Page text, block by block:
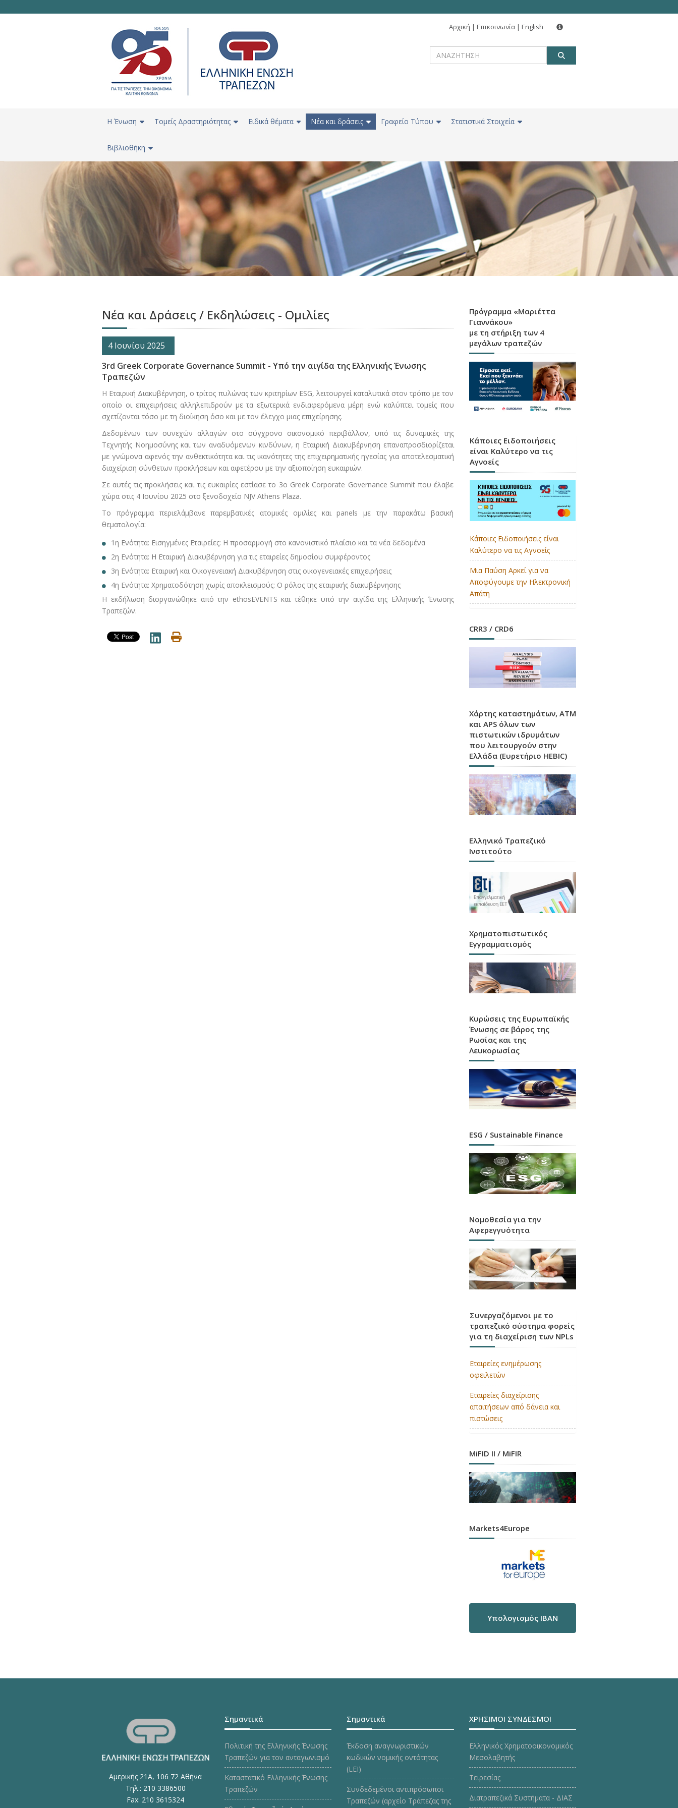
Αρχική | Επικοινωνία | English
H Ένωση Τομείς Δραστηριότητας Ειδικά θέματα Νέα και δράσεις Γραφείο Τύπου Στατιστικά Στοιχεία
Βιβλιοθήκη
Νέα και Δράσεις / Εκδηλώσεις - Ομιλίες
4 Ιουνίου 2025
3rd Greek Corporate Governance Summit - Υπό την αιγίδα της Ελληνικής Ένωσης
Τραπεζών
Η Εταιρική Διακυβέρνηση, ο τρίτος πυλώνας των κριτηρίων ESG, λειτουργεί καταλυτικά στον τρόπο με τον
οποίο οι επιχειρήσεις αλληλεπιδρούν με τα εξωτερικά ενδιαφερόμενα μέρη ενώ καλύπτει τομείς που
σχετίζονται τόσο με τη διοίκηση όσο και με τον έλεγχο μιας επιχείρησης.
Δεδομένων των συνεχών αλλαγών στο σύγχρονο οικονομικό περιβάλλον, υπό τις δυναμικές της
Τεχνητής Νοημοσύνης και των αναδυόμενων κινδύνων, η Εταιρική Διακυβέρνηση επαναπροσδιορίζεται
με γνώμονα αφενός την ανθεκτικότητα και τις ικανότητες της επιχειρηματικής ηγεσίας για αποτελεσματική
διαχείριση σύνθετων προκλήσεων και αφετέρου με την αξιοποίηση ευκαιριών.
Σε αυτές τις προκλήσεις και τις ευκαιρίες εστίασε το 3o Greek Corporate Governance Summit που έλαβε
χώρα στις 4 Ιουνίου 2025 στο ξενοδοχείο NJV Athens Plaza.
Το πρόγραμμα περιελάμβανε παρεμβατικές ατομικές ομιλίες και panels με την παρακάτω βασική
θεματολογία:
1η Ενότητα: Εισηγμένες Εταιρείες: Η προσαρμογή στο κανονιστικό πλαίσιο και τα νέα δεδομένα
2η Ενότητα: Η Εταιρική Διακυβέρνηση για τις εταιρείες δημοσίου συμφέροντος
3η Ενότητα: Εταιρική και Οικογενειακή Διακυβέρνηση στις οικογενειακές επιχειρήσεις
4η Ενότητα: Χρηματοδότηση χωρίς αποκλεισμούς: Ο ρόλος της εταιρικής διακυβέρνησης
Η εκδήλωση διοργανώθηκε από την ethosEVENTS και τέθηκε υπό την αιγίδα της Ελληνικής Ένωσης
Τραπεζών.
Πρόγραμμα «Μαριέττα
Γιαννάκου»
με τη στήριξη των 4
μεγάλων τραπεζών
Κάποιες Ειδοποιήσεις
είναι Καλύτερο να τις
Αγνοείς
Κάποιες Ειδοποιήσεις είναι
Καλύτερο να τις Αγνοείς
Μια Παύση Αρκεί για να
Αποφύγουμε την Ηλεκτρονική
Απάτη
CRR3 / CRD6
Χάρτης καταστημάτων, ATM
και APS όλων των
πιστωτικών ιδρυμάτων
που λειτουργούν στην
Ελλάδα (Ευρετήριο HEBIC)
Ελληνικό Τραπεζικό
Ινστιτούτο
Χρηματοπιστωτικός
Εγγραμματισμός
Κυρώσεις της Ευρωπαϊκής
Ένωσης σε βάρος της
Ρωσίας και της
Λευκορωσίας
ESG / Sustainable Finance
Νομοθεσία για την
Αφερεγγυότητα
Συνεργαζόμενοι με το
τραπεζικό σύστημα φορείς
για τη διαχείριση των NPLs
Εταιρείες ενημέρωσης
οφειλετών
Εταιρείες διαχείρισης
απαιτήσεων από δάνεια και
πιστώσεις
MiFID II / MiFIR
Markets4Europe
Υπολογισμός IBAN
Αμερικής 21Α, 106 72 Αθήνα
Τηλ.: 210 3386500
Fax: 210 3615324
Σημαντικά
Πολιτική της Ελληνικής Ένωσης
Τραπεζών για τον ανταγωνισμό
Καταστατικό Ελληνικής Ένωσης
Τραπεζών
Σημαντικά
Έκδοση αναγνωριστικών
κωδικών νομικής οντότητας
(LEI)
Συνδεδεμένοι αντιπρόσωποι
Τραπεζών (αρχείο Τράπεζας της
ΧΡΗΣΙΜΟΙ ΣΥΝΔΕΣΜΟΙ
Ελληνικός Χρηματοοικονομικός
Μεσολαβητής
Τειρεσίας
Διατραπεζικά Συστήματα - ΔΙΑΣ